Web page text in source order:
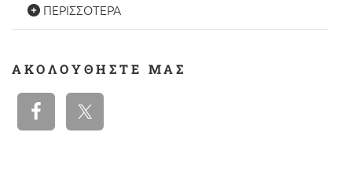
ΠΕΡΙΣΣΌΤΕΡΑ
ΑΚΟΛΟΥΘΉΣΤΕ ΜΑΣ